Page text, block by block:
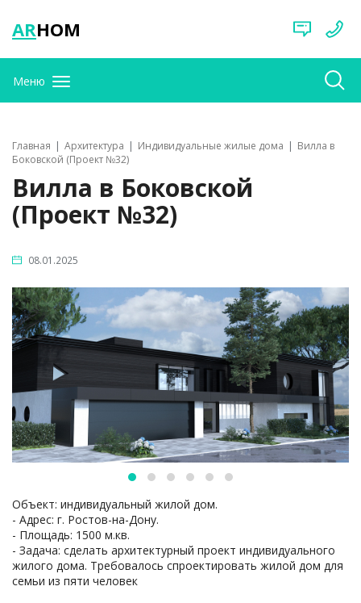
ARHOM
Меню
Главная Архитектура Индивидуальные жилые дома
Вилла в
Боковской (Проект №32)
Вилла в Боковской
(Проект №32)
08.01.2025
Объект: индивидуальный жилой дом.
- Адрес: г. Ростов-на-Дону.
- Площадь: 1500 м.кв.
- Задача: сделать архитектурный проект индивидуального
жилого дома. Требовалось спроектировать жилой дом для
семьи из пяти человек